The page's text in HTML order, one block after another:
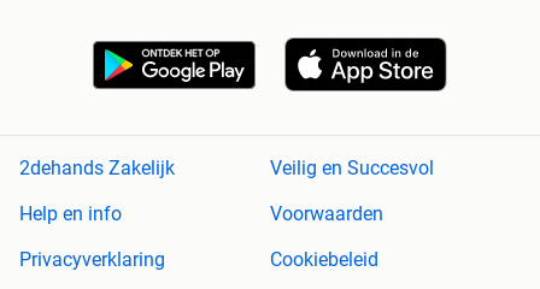
2dehands Zakelijk
Veilig en Succesvol
Help en info
Voorwaarden
Privacyverklaring
Cookiebeleid